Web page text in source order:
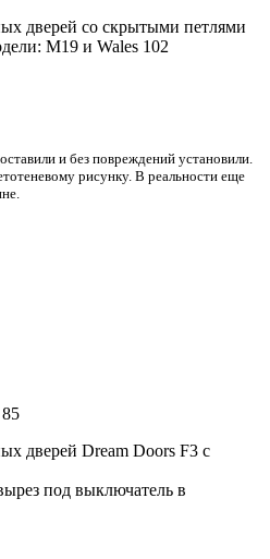
дверей со скрытыми петлями
M19 и Wales 102
и без повреждений установили.
рисунку. В реальности еще
дверей Dream Doors F3 с
под выключатель в